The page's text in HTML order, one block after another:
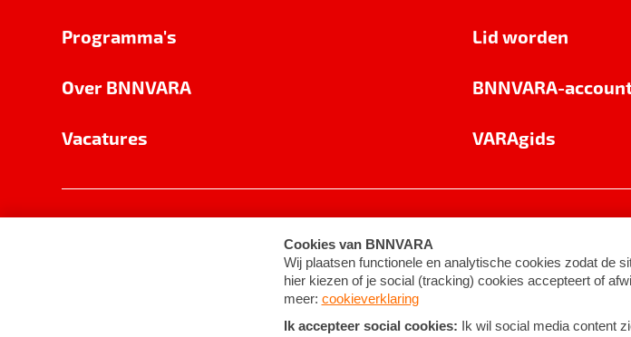
Programma's
Over BNNVARA
Vacatures
Lid worden
BNNVARA-
VARAgids
Cookie-instellingen Algemene voorwaarden ©2026